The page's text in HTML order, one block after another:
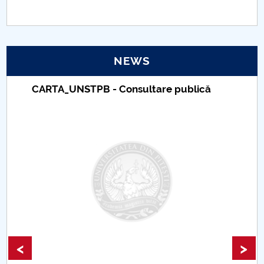
PNRR
IOSUD/CSUD – PhD studies
Comisie de etica unversitară
Accesibilitate pentru studenții cu dizabilități
NEWS
CARTA_UNSTPB - Consultare publică
< >